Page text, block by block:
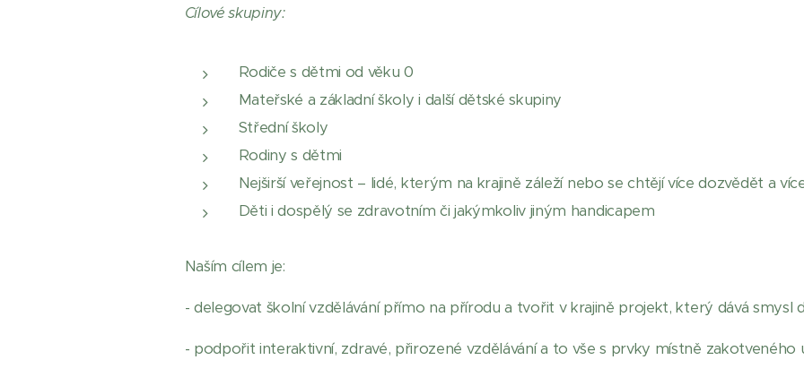
Cílové skupiny:
Rodiče s dětmi od věku 0
Mateřské a základní školy i další dětské skupiny
Střední školy
Rodiny s dětmi
Nejširší veřejnost – lidé, kterým na krajině záleží nebo se chtějí více dozvědět a
Děti i dospělý se zdravotním či jakýmkoliv jiným handicapem
Naším cílem je:
- delegovat školní vzdělávání přímo na přírodu a tvořit v krajině projekt, který dává smysl
- podpořit interaktivní, zdravé, přirozené vzdělávání a to vše s prvky místně zakotveného